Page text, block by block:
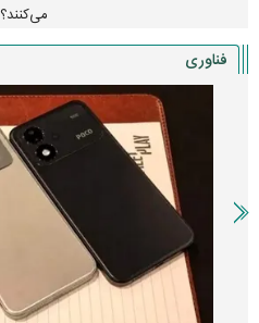
می‌کنند؟
فناوری